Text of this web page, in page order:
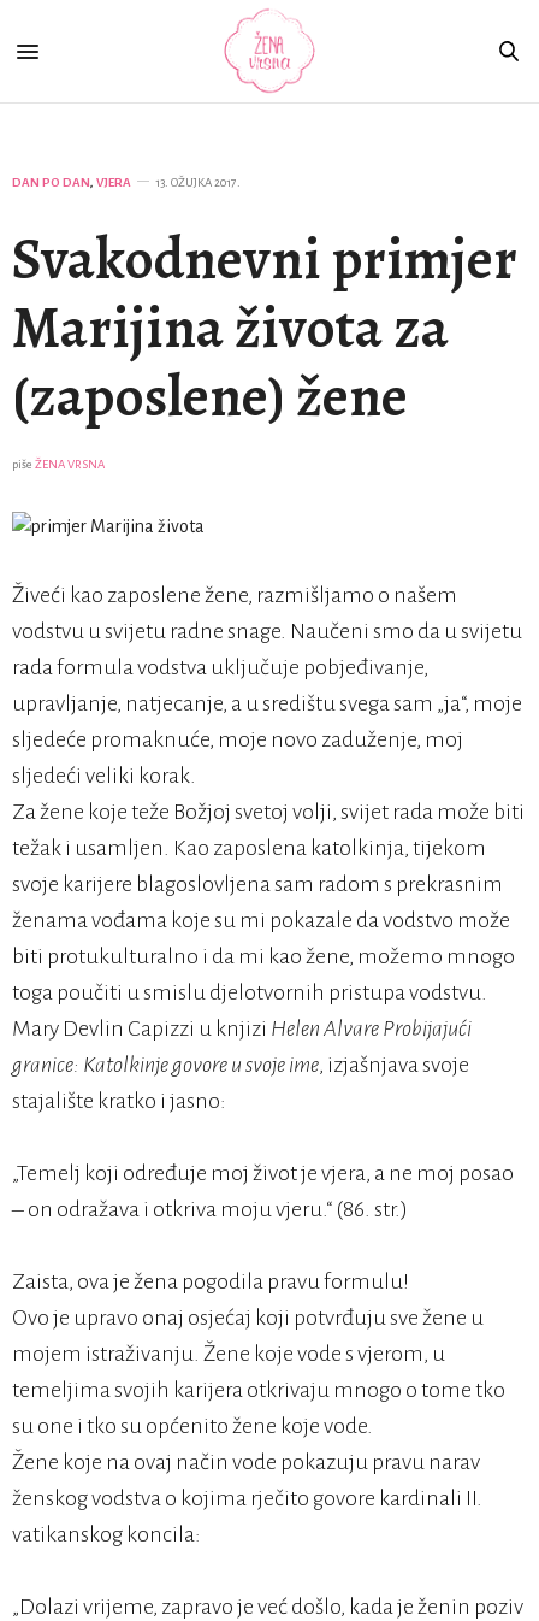
DAN PO DAN, VJERA 13. OŽUJKA 2017.
Svakodnevni primjer
Marijina života za
(zaposlene) žene
piše ŽENA VRSNA
Živeći kao zaposlene žene, razmišljamo o našem
vodstvu u svijetu radne snage. Naučeni smo da u svijetu
rada formula vodstva uključuje pobjeđivanje,
upravljanje, natjecanje, a u središtu svega sam „ja“, moje
sljedeće promaknuće, moje novo zaduženje, moj
sljedeći veliki korak.
Za žene koje teže Božjoj svetoj volji, svijet rada može biti
težak i usamljen. Kao zaposlena katolkinja, tijekom
svoje karijere blagoslovljena sam radom s prekrasnim
ženama vođama koje su mi pokazale da vodstvo može
biti protukulturalno i da mi kao žene, možemo mnogo
toga poučiti u smislu djelotvornih pristupa vodstvu.
Mary Devlin Capizzi u knjizi Helen Alvare Probijajući
granice: Katolkinje govore u svoje ime, izjašnjava svoje
stajalište kratko i jasno:
„Temelj koji određuje moj život je vjera, a ne moj posao
– on odražava i otkriva moju vjeru.“ (86. str.)
Zaista, ova je žena pogodila pravu formulu!
Ovo je upravo onaj osjećaj koji potvrđuju sve žene u
mojem istraživanju. Žene koje vode s vjerom, u
temeljima svojih karijera otkrivaju mnogo o tome tko
su one i tko su općenito žene koje vode.
Žene koje na ovaj način vode pokazuju pravu narav
ženskog vodstva o kojima rječito govore kardinali II.
vatikanskog koncila:
„Dolazi vrijeme, zapravo je već došlo, kada je ženin poziv